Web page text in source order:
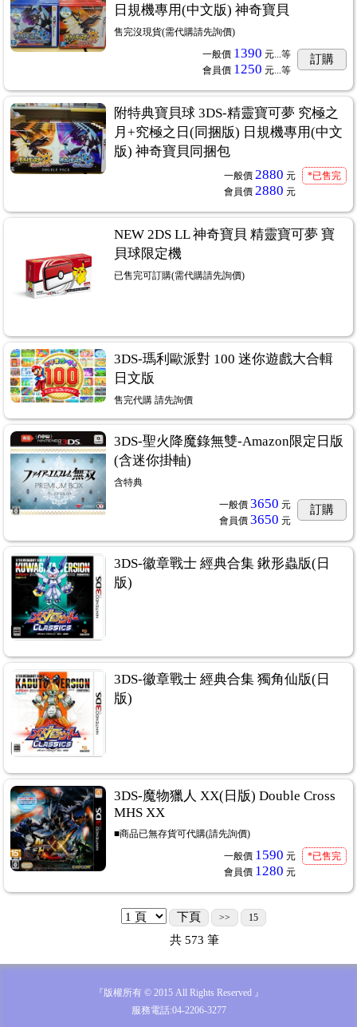
日規機專用(中文版) 神奇寶貝
售完沒現貨(需代購請先詢價)
一般價 1390 元... 等
會員價 1250 元... 等
訂購
附特典寶貝球 3DS-精靈寶可夢 究極之
月+究極之日(同捆版) 日規機專用(中文
版) 神奇寶貝同捆包
一般價 2880 元
會員價 2880 元
*已售完
NEW 2DS LL 神奇寶貝 精靈寶可夢 寶
貝球限定機
已售完可訂購(需代購請先詢價)
3DS-瑪利歐派對 100 迷你遊戲大合輯
日文版
售完代購 請先詢價
3DS-聖火降魔錄無雙-Amazon限定日版
(含迷你掛軸)
含特典
一般價 3650 元
會員價 3650 元
訂購
3DS-徽章戰士 經典合集 鍬形蟲版(日
版)
3DS-徽章戰士 經典合集 獨角仙版(日
版)
3DS-魔物獵人 XX(日版) Double Cross
MHS XX
■商品已無存貨可代購(請先詢價)
一般價 1590 元
會員價 1280 元
*已售完
下頁 >> 15
共 573 筆
『版權所有 © 2015 All Rights Reserved 』
服務電話:04-2206-3277